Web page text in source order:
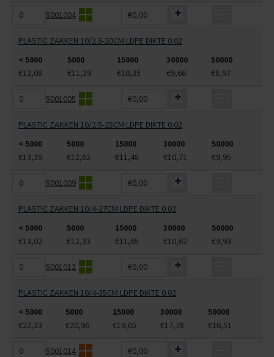
5001004 €0,00
PLASTIC ZAKKEN 10/2.5-20CM LDPE DIKTE 0.02
< 5000
5000 15000 30000
50000
€12,08
€11,39 €10,35 €9,66 €8,97
5001005 €0,00
PLASTIC ZAKKEN 10/2.5-25CM LDPE DIKTE 0.02
< 5000
5000 15000 30000
50000
€13,39
€12,62 €11,48 €10,71 €9,95
5001009 €0,00
PLASTIC ZAKKEN 10/4-27CM LDPE DIKTE 0.02
< 5000
5000 15000 30000
50000
€13,02
€12,33 €11,65 €10,62 €9,93
5001012 €0,00
PLASTIC ZAKKEN 10/4-35CM LDPE DIKTE 0.02
< 5000
5000 15000 30000
50000
€22,23
€20,96 €19,05 €17,78 €16,51
5001014 €0,00